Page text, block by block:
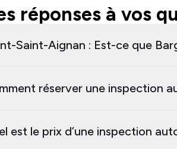
réponses à vos
Saint-Aignan : Est-ce que
réserver une inspection
est le prix d’une inspection